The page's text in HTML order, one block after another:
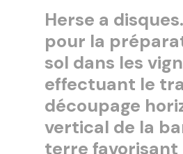
Herse a
pour la
sol dans les
effectuant le
découpage
vertical de la
terre favorisant